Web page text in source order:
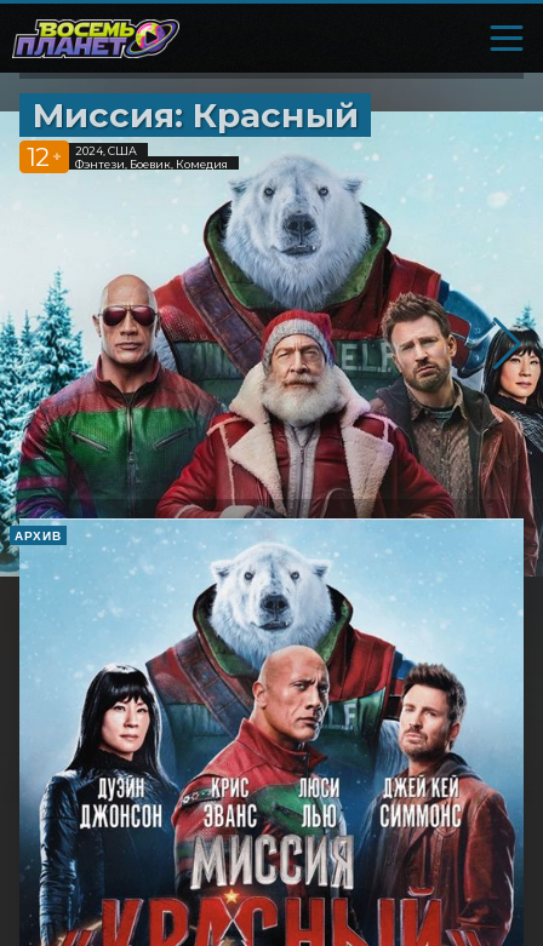
Миссия: Красный
12 +
2024, США
Фэнтези, Боевик, Комедия
АРХИВ